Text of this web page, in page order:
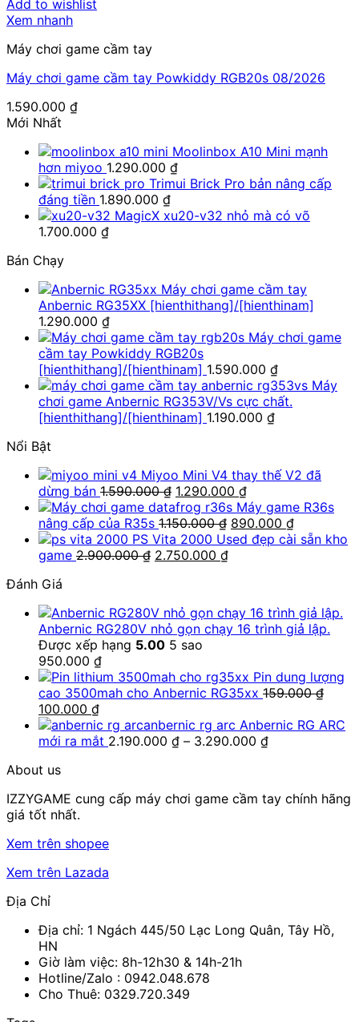
Add to wishlist
Xem nhanh
Máy chơi game cầm tay
Máy chơi game cầm tay Powkiddy RGB20s 08/2026
1.590.000 ₫
Mới Nhất
Moolinbox A10 Mini mạnh
hơn miyoo 1.290.000 ₫
Trimui Brick Pro bản nâng cấp
đáng tiền 1.890.000 ₫
MagicX xu20-v32 nhỏ mà có võ
1.700.000 ₫
Bán Chạy
Máy chơi game cầm tay
Anbernic RG35XX [hienthithang]/[hienthinam]
1.290.000 ₫
Máy chơi game
cầm tay Powkiddy RGB20s
[hienthithang]/[hienthinam] 1.590.000 ₫
Máy
chơi game Anbernic RG353V/Vs cực chất.
[hienthithang]/[hienthinam] 1.190.000 ₫
Nổi Bật
Miyoo Mini V4 thay thế V2 đã
dừng bán 1.590.000₫ Giá
gốc
là:
1.590.000 ₫.
1.290.000 ₫Giá
hiện
tại
là:
Máy game R36s
nâng cấp của R35s 1.150.000₫ Giá
gốc
890.000 ₫Giá
hiện
PS Vita 2000 Used đẹp cài sẵn kho
game 2.900.000₫ Giá
2.750.000 ₫Giá
2.750.000 ₫.
Đánh Giá
Anbernic RG280V nhỏ gọn chạy 16 trình giả lập.
Được xếp hạng 5.00 5 sao
950.000 ₫
Pin dung lượng
cao 3500mah cho Anbernic RG35xx 159.000₫
Giá
gốc
là:
100.000 ₫Giá
hiện
tại
Anbernic RG ARC
mới ra mắt 2.190.000 ₫ – 3.290.000 ₫Khoảng
đến
About us
IZZYGAME cung cấp máy chơi game cầm tay chính hãng
giá tốt nhất.
Xem trên shopee
Xem trên Lazada
Địa Chỉ
Địa chỉ: 1 Ngách 445/50 Lạc Long Quân, Tây Hồ,
HN
Giờ làm việc: 8h-12h30 & 14h-21h
Hotline/Zalo : 0942.048.678
Cho Thuê: 0329.720.349